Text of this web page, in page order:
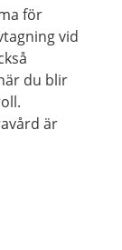
för
vid
du blir
är